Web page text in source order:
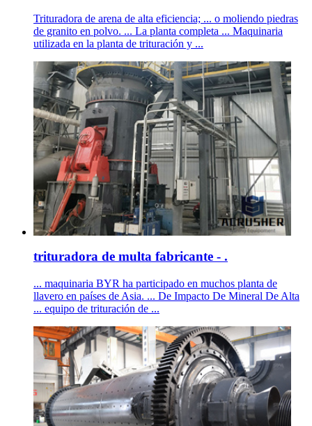
Trituradora de arena de alta eficiencia; ... o moliendo piedras
de granito en polvo. ... La planta completa ... Maquinaria
utilizada en la planta de trituración y ...
trituradora de multa fabricante - .
... maquinaria BYR ha participado en muchos planta de
llavero en países de Asia. ... De Impacto De Mineral De Alta
... equipo de trituración de ...